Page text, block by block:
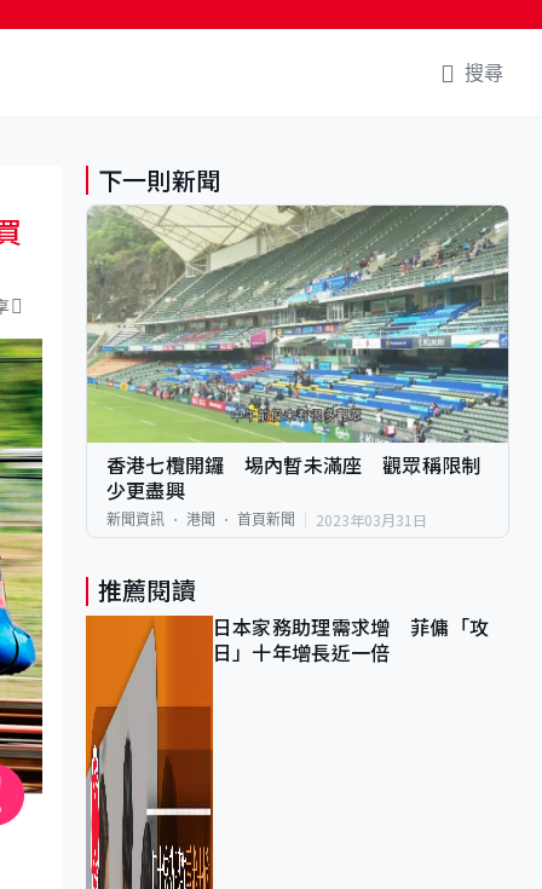
搜尋
下一則新聞
香港七欖開鑼 埸內暫未滿座 觀眾稱限制
少更盡興
新聞資訊 港聞 首頁新聞 2023年03月31日
推薦閱讀
日本家務助理需求增 菲傭「攻
日」十年增長近一倍